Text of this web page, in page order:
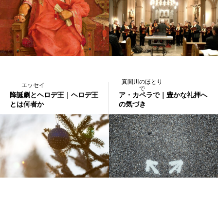
エッセイ
降誕劇とヘロデ王｜ヘロデ王
とは何者か
2022.12.12
真間川のほとり
で
ア・カペラで｜豊かな礼拝へ
の気づき
2024.05.06